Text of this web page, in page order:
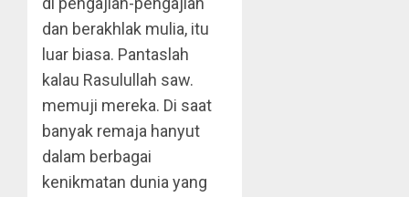
dan berakhlak mulia, itu
luar biasa. Pantaslah
kalau Rasulullah saw.
memuji mereka. Di saat
banyak remaja hanyut
dalam berbagai
kenikmatan dunia yang